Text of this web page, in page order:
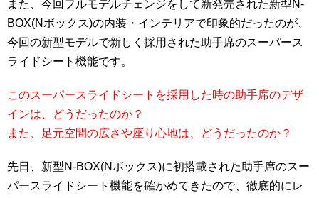
また、今回フルモデルチェンジをして新発売された新型N-
BOX(Nボックス)の内装・インテリアで印象的だったのが、
今回の新型モデルで新しく採用された助手席のスーパース
ライドシート機能です。
このスーパースライドシートを採用した時の助手席のデザ
インは、どうだったのか？
また、足元空間の広さや座り心地は、どうだったのか？
先日、新型N-BOX(Nボックス)に初搭載された助手席のスー
パースライドシート機能を確かめてきたので、徹底的にレ